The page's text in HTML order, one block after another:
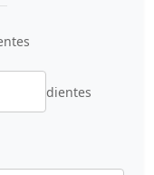
dientes